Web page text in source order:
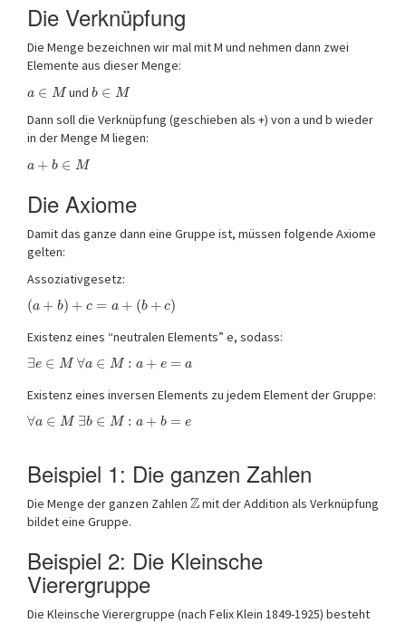
Die Verknüpfung
Die Menge bezeichnen wir mal mit M und nehmen dann zwei
Elemente aus dieser Menge:
a ∈ Mund b ∈ M
Dann soll die Verknüpfung (geschieben als +) von a und b wieder
in der Menge M liegen:
a + b ∈ M
Die Axiome
Damit das ganze dann eine Gruppe ist, müssen folgende Axiome
gelten:
Assoziativgesetz:
(a + b) + c = a + (b + c)
Existenz eines “neutralen Elements” e, sodass:
∃e ∈ M ∀a ∈ M : a + e = a
Existenz eines inversen Elements zu jedem Element der Gruppe:
∀a ∈ M ∃b ∈ M : a + b = e
Beispiel 1: Die ganzen Zahlen
Die Menge der ganzen Zahlen Zmit der Addition als Verknüpfung
bildet eine Gruppe.
Beispiel 2: Die Kleinsche
Vierergruppe
Die Kleinsche Vierergruppe (nach Felix Klein 1849-1925) besteht